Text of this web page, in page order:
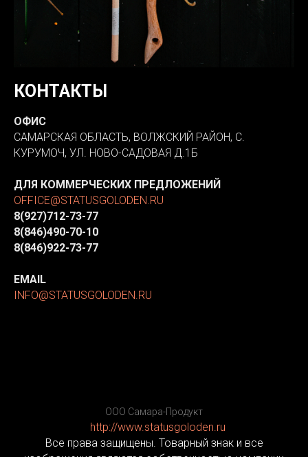
КОНТАКТЫ
ОФИС
САМАРСКАЯ ОБЛАСТЬ, ВОЛЖСКИЙ РАЙОН, С.
КУРУМОЧ, УЛ. НОВО-САДОВАЯ Д.1Б
ДЛЯ КОММЕРЧЕСКИХ ПРЕДЛОЖЕНИЙ
OFFICE@STATUSGOLODEN.RU
8(927)712-73-77
8(846)490-70-10
8(846)922-73-77
EMAIL
INFO@STATUSGOLODEN.RU
ООО Самара-Продукт
http://www.statusgoloden.ru
Все права защищены. Товарный знак и все